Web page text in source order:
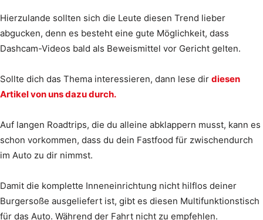
Hierzulande sollten sich die Leute diesen Trend lieber
abgucken, denn es besteht eine gute Möglichkeit, dass
Dashcam-Videos bald als Beweismittel vor Gericht gelten.
Sollte dich das Thema interessieren, dann lese dir diesen
Artikel von uns dazu durch.
Auf langen Roadtrips, die du alleine abklappern musst, kann es
schon vorkommen, dass du dein Fastfood für zwischendurch
im Auto zu dir nimmst.
Damit die komplette Inneneinrichtung nicht hilflos deiner
Burgersoße ausgeliefert ist, gibt es diesen Multifunktionstisch
für das Auto. Während der Fahrt nicht zu empfehlen.